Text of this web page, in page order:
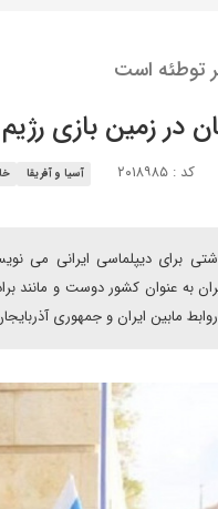
توطئه است
در زمین بازی
کد : ۲۰۱۸۹۸۵ آسیا و آفریقا
برای دیپلماسی ایرانی می
به عنوان کشور دوست و مانند
مابین ایران و جمهوری